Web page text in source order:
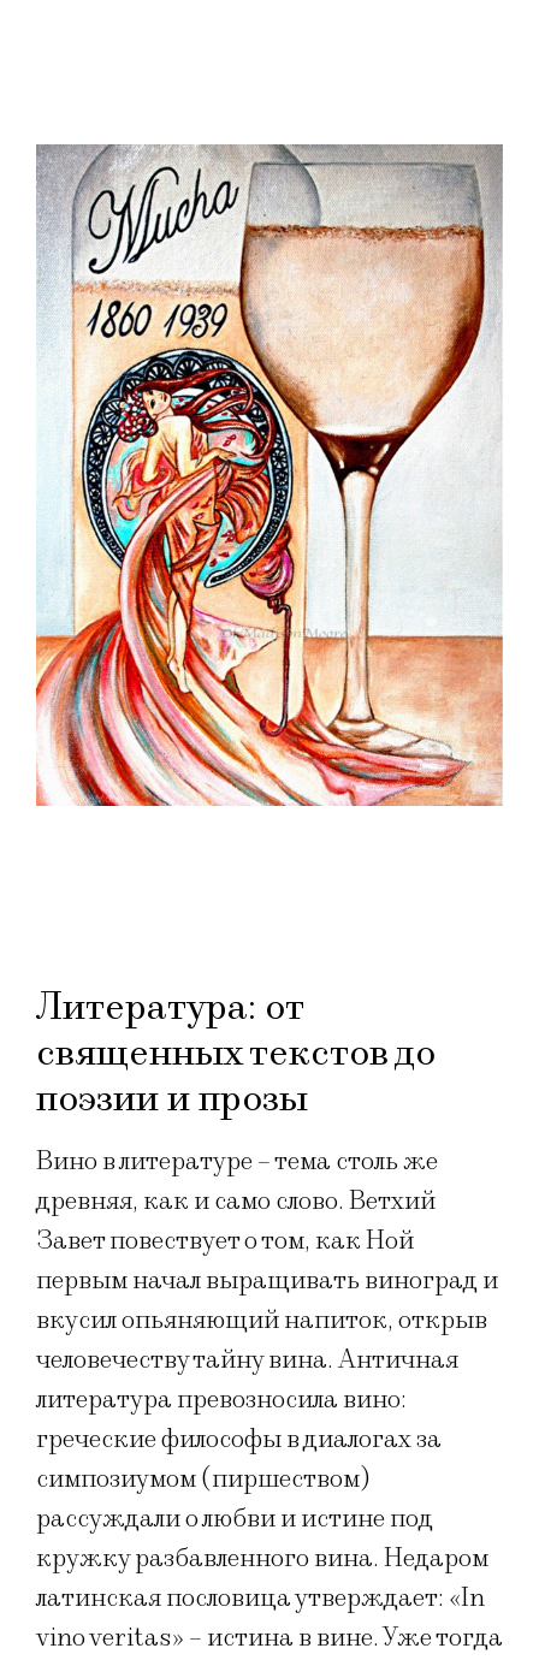
Литература: от
священных текстов до
поэзии и прозы
Вино в литературе – тема столь же
древняя, как и само слово. Ветхий
Завет повествует о том, как Ной
первым начал выращивать виноград и
вкусил опьяняющий напиток, открыв
человечеству тайну вина. Античная
литература превозносила вино:
греческие философы в диалогах за
симпозиумом (пиршеством)
рассуждали о любви и истине под
кружку разбавленного вина. Недаром
латинская пословица утверждает: «In
vino veritas» – истина в вине. Уже тогда